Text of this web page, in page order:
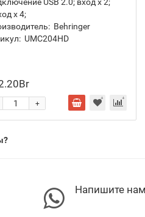
х 4;
Behringer
UMC204HD
+
Напишите